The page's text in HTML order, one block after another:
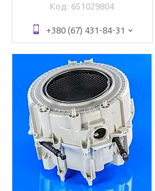
651029804
+380 (67) 431-84-31